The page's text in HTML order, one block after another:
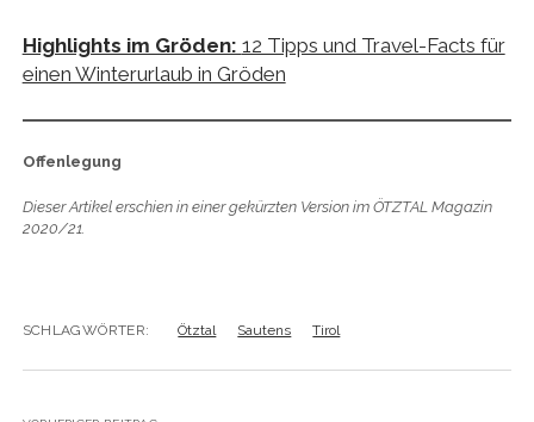
Highlights im Gröden: 12 Tipps und Travel-Facts für
einen Winterurlaub in Gröden
Offenlegung
Dieser Artikel erschien in einer gekürzten Version im ÖTZTAL Magazin
2020/21.
SCHLAGWÖRTER: Ötztal Sautens Tirol